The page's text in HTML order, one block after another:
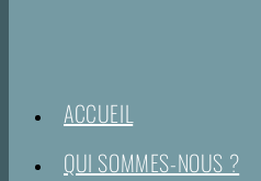
ACCUEIL
QUI SOMMES-NOUS ?